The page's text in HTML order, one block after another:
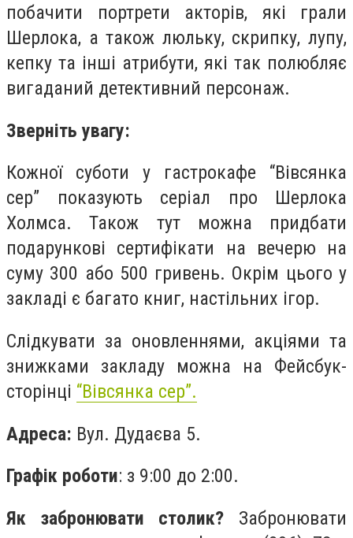
побачити портрети акторів, які грали
Шерлока, а також люльку, скрипку, лупу,
кепку та інші атрибути, які так полюбляє
вигаданий детективний персонаж.
Зверніть увагу:
Кожної суботи у гастрокафе “Вівсянка
сер” показують серіал про Шерлока
Холмса. Також тут можна придбати
подарункові сертифікати на вечерю на
суму 300 або 500 гривень. Окрім цього у
закладі є багато книг, настільних ігор.
Слідкувати за оновленнями, акціями та
знижками закладу можна на Фейсбук-
сторінці “Вівсянка сер”.
Адреса: Вул. Дудаєва 5.
Графік роботи: з 9:00 до 2:00.
Як забронювати столик? Забронювати